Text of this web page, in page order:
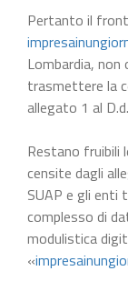
Pertanto il
Lombardia,
trasmettere la
allegato 1 al
Restano fruibili
censite dagli
SUAP e gli enti
complesso di
modulistica
«